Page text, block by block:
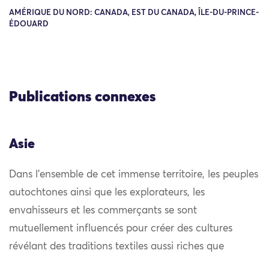
AMÉRIQUE DU NORD: CANADA, EST DU CANADA, ÎLE-DU-PRINCE-
ÉDOUARD
Publications connexes
Asie
Dans l’ensemble de cet immense territoire, les peuples
autochtones ainsi que les explorateurs, les
envahisseurs et les commerçants se sont
mutuellement influencés pour créer des cultures
révélant des traditions textiles aussi riches que